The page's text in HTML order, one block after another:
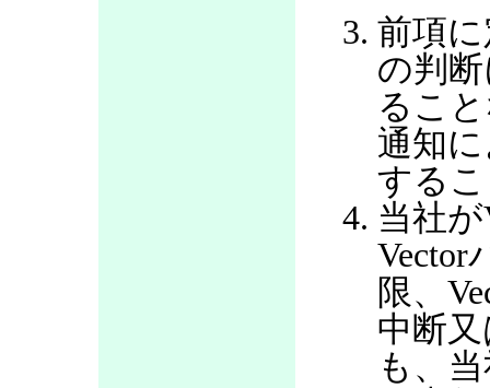
前項
の判
るこ
通知
する
当社
Vector
限、
中断
も、